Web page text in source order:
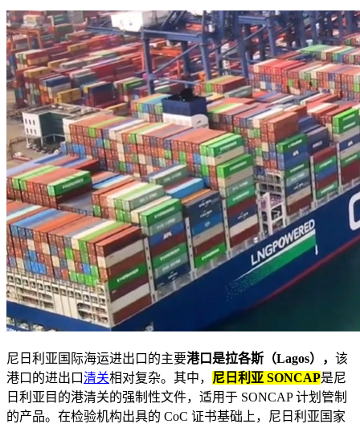
尼日利亚国际海运进出口的主要港口是拉各斯（Lagos）， 该
港口的进出口清关相对复杂。其中， 尼日利亚 SONCAP是尼
日利亚目的港清关的强制性文件，适用于 SONCAP 计划管制
的产品。在检验机构出具的 CoC 证书基础上，尼日利亚国家